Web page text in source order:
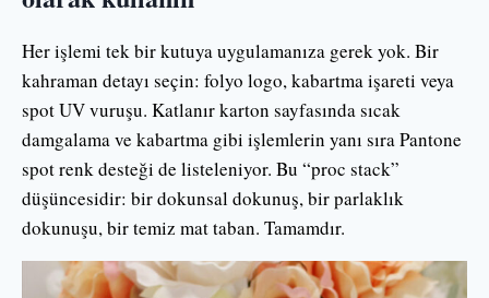
Her işlemi tek bir kutuya uygulamanıza gerek yok. Bir
kahraman detayı seçin: folyo logo, kabartma işareti veya
spot UV vuruşu. Katlanır karton sayfasında sıcak
damgalama ve kabartma gibi işlemlerin yanı sıra Pantone
spot renk desteği de listeleniyor. Bu “proc stack”
düşüncesidir: bir dokunsal dokunuş, bir parlaklık
dokunuşu, bir temiz mat taban. Tamamdır.